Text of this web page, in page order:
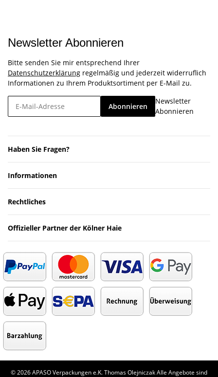
Newsletter Abonnieren
Bitte senden Sie mir entsprechend Ihrer
Datenschutzerklärung regelmäßig und jederzeit widerruflich
Informationen zu Ihrem Produktsortiment per E-Mail zu.
Abonnieren
Newsletter
Abonnieren
Haben Sie Fragen?
Informationen
Rechtliches
Offizieller Partner der Kölner Haie
© 2026 APASO Verpackungen e.K. Thomas Olejniczak Alle Angebote sind